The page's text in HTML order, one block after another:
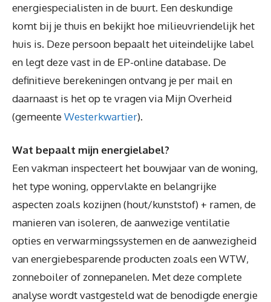
energiespecialisten in de buurt. Een deskundige
komt bij je thuis en bekijkt hoe milieuvriendelijk het
huis is. Deze persoon bepaalt het uiteindelijke label
en legt deze vast in de EP-online database. De
definitieve berekeningen ontvang je per mail en
daarnaast is het op te vragen via Mijn Overheid
(gemeenteWesterkwartier).
Wat bepaalt mijn energielabel?
Een vakman inspecteert het bouwjaar van de woning,
het type woning, oppervlakte en belangrijke
aspecten zoals kozijnen (hout/kunststof) + ramen, de
manieren van isoleren, de aanwezige ventilatie
opties en verwarmingssystemen en de aanwezigheid
van energiebesparende producten zoals een WTW,
zonneboiler of zonnepanelen. Met deze complete
analyse wordt vastgesteld wat de benodigde energie